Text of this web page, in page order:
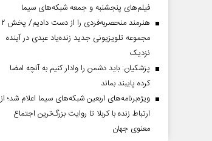
فیلم‌های پنجشنبه و جمعه شبکه‌های سیما
هنرمند منحصر‌به‌فردی را از دست دادیم/ پخش ۲
مجموعه تلویزیونی جدید زنده‌یاد عبدی در آینده
نزدیک
پزشکیان: باید دشمن را وادار کنیم به آنچه امضا
کرده پایبند بماند
ویژه‌برنامه‌های اربعین شبکه‌های سیما اعلام شد؛ از
ارتباط زنده با کربلا تا روایت بزرگ‌ترین اجتماع
معنوی جهان